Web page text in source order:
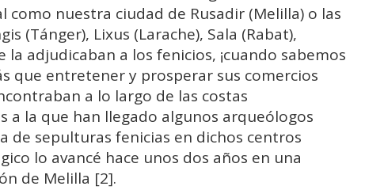
nuestra ciudad de Rusadir (Melilla) o las
(Tánger), Lixus (Larache), Sala (Rabat),
la adjudicaban a los fenicios, ¡cuando sabemos
que entretener y prosperar sus comercios
a lo largo de las costas
a la que han llegado algunos arqueólogos
de sepulturas fenicias en dichos centros
lo avancé hace unos dos años en una
de Melilla [2].